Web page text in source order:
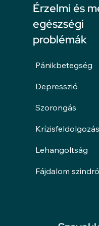
Érzelmi és
egészségi
problémák
Pánikbetegség
Depresszió
Szorongás
Krízisfeldolgozás
Lehangoltság
Fájdalom